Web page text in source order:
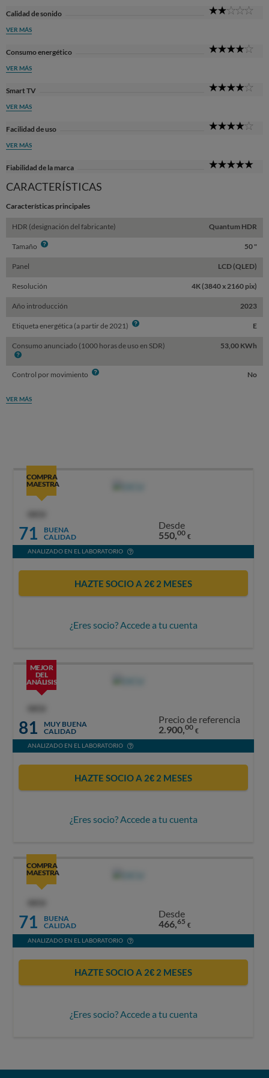
Calidad de sonido
VER MÁS
Consumo energético
VER MÁS
Smart TV
VER MÁS
Facilidad de uso
VER MÁS
Fiabilidad de la marca
CARACTERÍSTICAS
Características principales
HDR (designación del fabricante) Quantum HDR
Tamaño Info 50 "
Panel LCD (QLED)
Resolución 4K (3840 x 2160 pix)
Año introducción 2023
Etiqueta energética (a partir de 2021) Info E
Consumo anunciado (1000 horas de uso en SDR)
Info
53,00 KWh
Control por movimiento Info No
VER MÁS
COMPRA
MAESTRA
71
BUENA
CALIDAD
Desde
550,00 €
ANALIZADO EN EL LABORATORIO
HAZTE SOCIO A 2€ 2 MESES
¿Eres socio? Accede a tu cuenta
MEJOR
DEL
ANÁLISIS
81
MUY BUENA
CALIDAD
Precio de referencia
2.900,00 €
ANALIZADO EN EL LABORATORIO
HAZTE SOCIO A 2€ 2 MESES
¿Eres socio? Accede a tu cuenta
COMPRA
MAESTRA
71
BUENA
CALIDAD
Desde
466,65 €
ANALIZADO EN EL LABORATORIO
HAZTE SOCIO A 2€ 2 MESES
¿Eres socio? Accede a tu cuenta